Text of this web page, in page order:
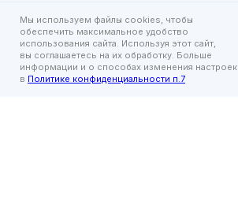
Мы используем файлы cookies, чтобы
обеспечить максимальное удобство
использования сайта. Используя этот сайт,
вы соглашаетесь на их обработку. Больше
информации и о способах изменения настроек
в Политике конфиденциальности п.7